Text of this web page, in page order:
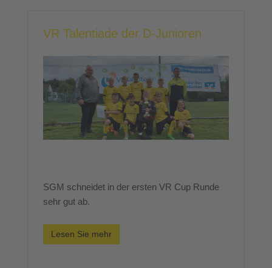
VR Talentiade der D-Junioren
SGM schneidet in der ersten VR Cup Runde
sehr gut ab.
Lesen Sie mehr